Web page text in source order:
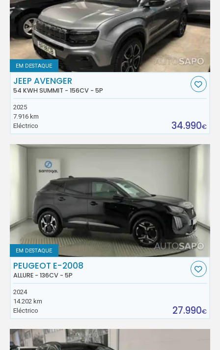
EM DESTAQUE
JEEP AVENGER
54 KWH SUMMIT - 156CV - 5P
2025
7.916 km
Eléctrico
34.990€
EM DESTAQUE
PEUGEOT E-2008
ALLURE - 136CV - 5P
2024
14.202 km
Eléctrico
27.990€